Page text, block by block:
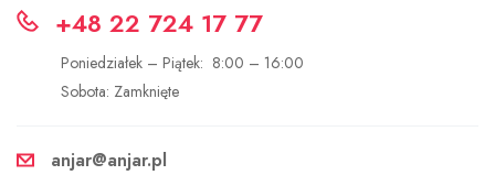
+48 22 724 17 77
Poniedziałek – Piątek: 8:00 – 16:00
Sobota: Zamknięte
anjar@anjar.pl